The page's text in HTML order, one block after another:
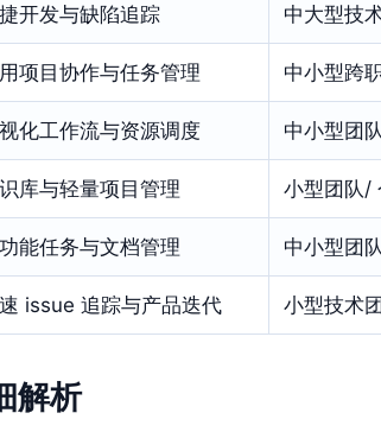
开发与缺陷追踪 中大型技
项目协作与任务管理 中小型跨
化工作流与资源调度 中小型团队
库与轻量项目管理 小型团队/
能任务与文档管理 中小型团队
issue 追踪与产品迭代 小型技术
解析